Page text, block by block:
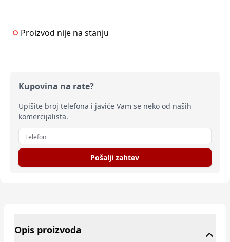
Proizvod nije na stanju
Kupovina na rate?
Upišite broj telefona i javiće Vam se neko od naših
komercijalista.
Pošalji zahtev
Opis proizvoda